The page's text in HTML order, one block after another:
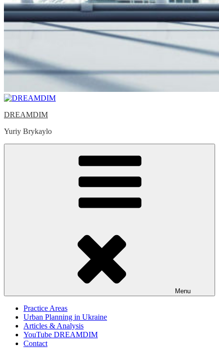
DREAMDIM
Yuriy Brykaylo
Menu
Practice Areas
Urban Planning in Ukraine
Articles & Analysis
YouTube DREAMDIM
Contact